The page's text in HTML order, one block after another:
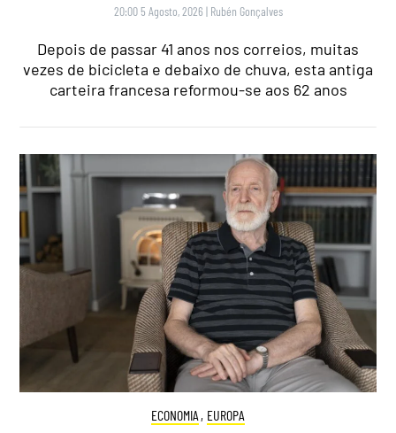
20:00 5 Agosto, 2026 | Rubén Gonçalves
Depois de passar 41 anos nos correios, muitas
vezes de bicicleta e debaixo de chuva, esta antiga
carteira francesa reformou-se aos 62 anos
ECONOMIA , EUROPA